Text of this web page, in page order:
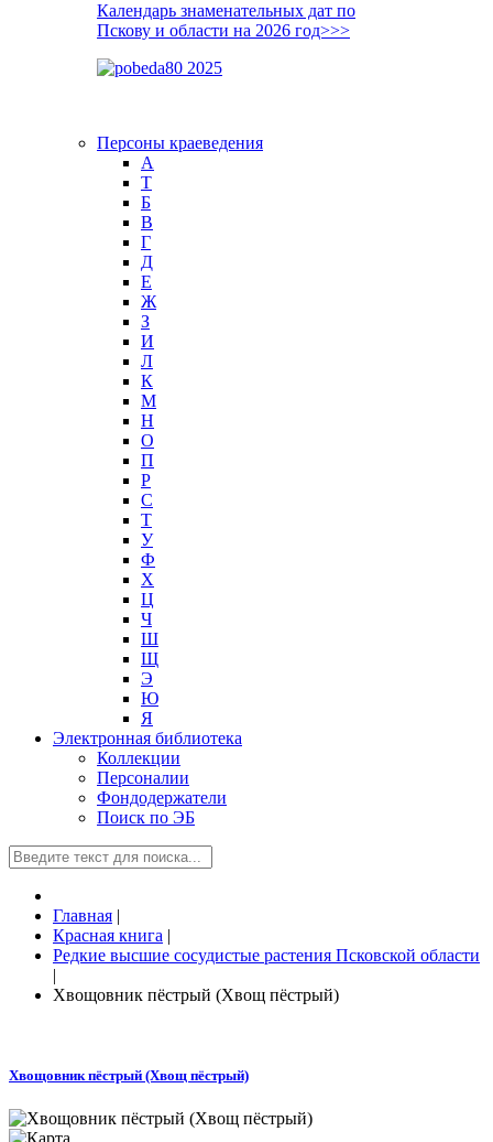
Календарь знаменательных дат по
Пскову и области на 2026 год>>>
Персоны краеведения
А
T
Б
В
Г
Д
Е
Ж
З
И
Л
К
М
Н
О
П
Р
С
Т
У
Ф
Х
Ц
Ч
Ш
Щ
Э
Ю
Я
Электронная библиотека
Коллекции
Персоналии
Фондодержатели
Поиск по ЭБ
Главная |
Красная книга |
Редкие высшие сосудистые растения Псковской области
|
Хвощовник пёстрый (Хвощ пёстрый)
Хвощовник пёстрый (Хвощ пёстрый)